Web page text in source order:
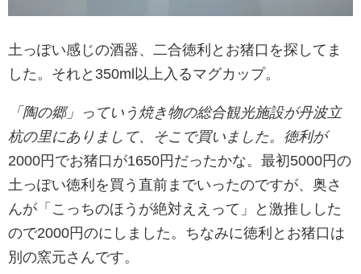
土っぽい感じの酒器、二合徳利とお猪口を探してま
した。それと350ml以上入るマグカップ。
「陶の郷」っていう焼き物の総合観光施設が丹波立
杭の里にありまして、そこで買いました。徳利が
2000円でお猪口が1650円だったかな。最初5000円の
土っぽい徳利を買う直前までいったのですが、奥さ
んが「こっちのほうが絶対ええって」と激推しした
ので2000円のにしました。ちなみに徳利とお猪口は
別の窯元さんです。